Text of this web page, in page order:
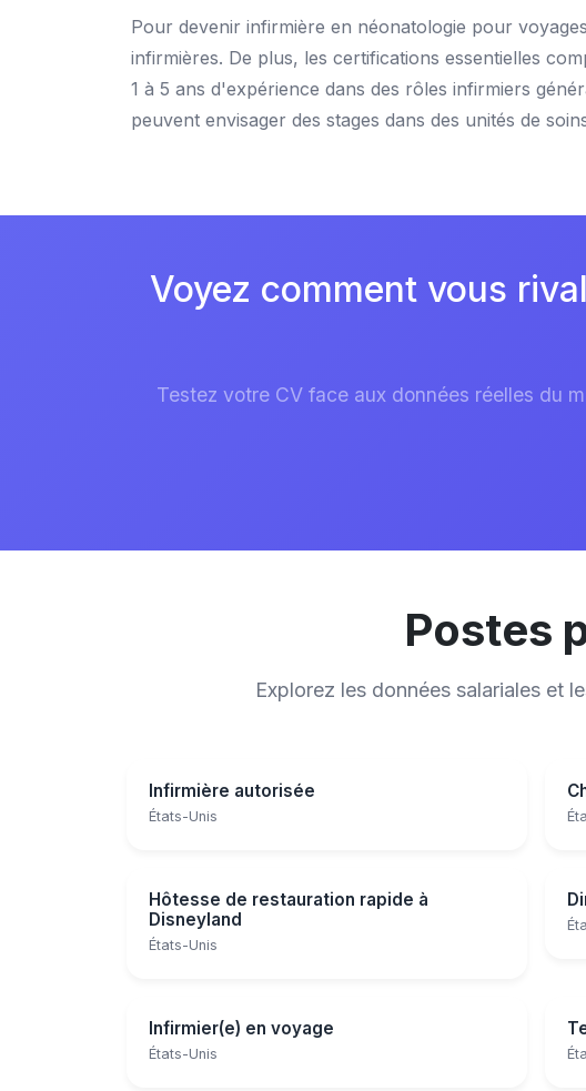
Pour devenir infirmière en néonatologie pour
infirmières. De plus, les certifications essentielles
1 à 5 ans d'expérience dans des rôles infirmiers
peuvent envisager des stages dans des unités de
Voyez comment vous
Testez votre CV face aux données réelles du
Postes
Explorez les données salariales et
Infirmière autorisée
États-Unis
Hôtesse de restauration rapide à
Disneyland
États-Unis
Infirmier(e) en voyage
États-Unis